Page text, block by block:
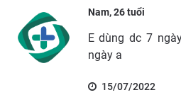
Nam, 26 tuổi
E dùng dc 7
ngày a
15/07/2022